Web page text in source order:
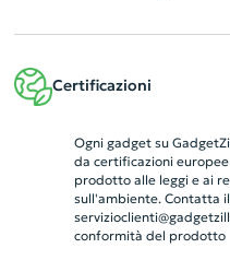
Certificazioni
Ogni gadget su
da certificazioni
prodotto alle leggi e ai
sull'ambiente. Contatta
conformità del prodotto